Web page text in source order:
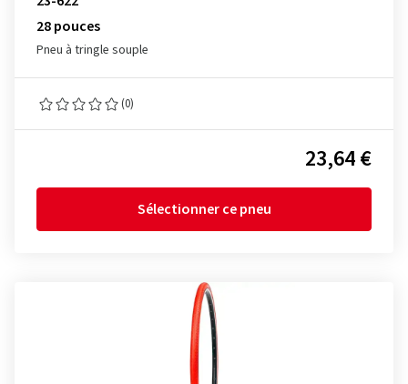
28 pouces
Pneu à tringle souple
(0)
23,64 €
Sélectionner ce pneu